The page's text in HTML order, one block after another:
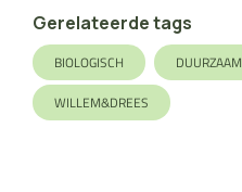
Gerelateerde tags
BIOLOGISCH DUURZAAM
WILLEM&DREES